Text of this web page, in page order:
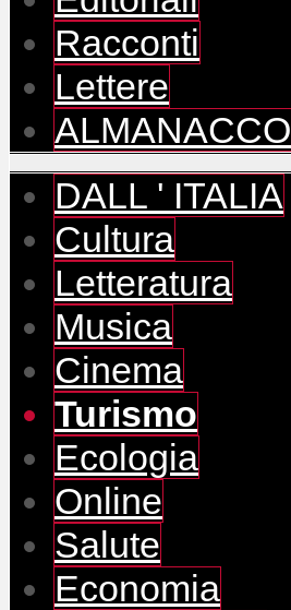
Racconti
Lettere
ALMANACCO
DALL ' ITALIA
Cultura
Letteratura
Musica
Cinema
Turismo
Ecologia
Online
Salute
Economia